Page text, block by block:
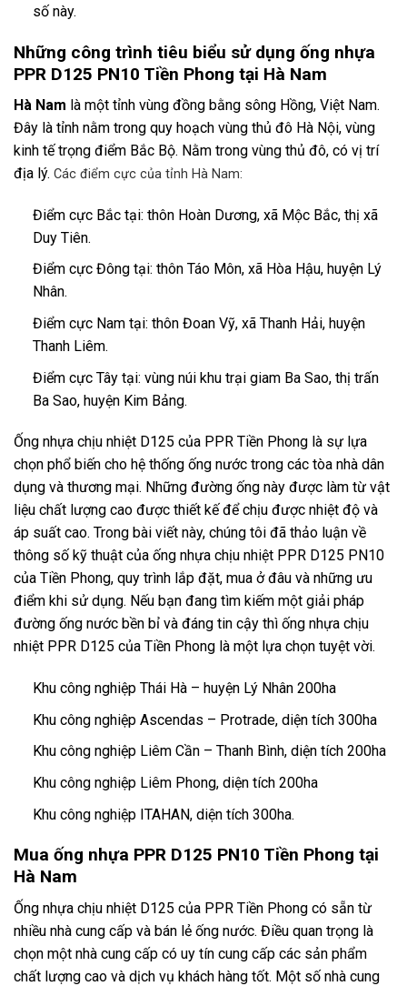
số này.
Những công trình tiêu biểu sử dụng ống nhựa
PPR D125 PN10 Tiền Phong tại Hà Nam
Hà Nam là một tỉnh vùng đồng bằng sông Hồng, Việt Nam.
Đây là tỉnh nằm trong quy hoạch vùng thủ đô Hà Nội, vùng
kinh tế trọng điểm Bắc Bộ. Nằm trong vùng thủ đô, có vị trí
địa lý. Các điểm cực của tỉnh Hà Nam:
Điểm cực Bắc tại: thôn Hoàn Dương, xã Mộc Bắc, thị xã
Duy Tiên.
Điểm cực Đông tại: thôn Táo Môn, xã Hòa Hậu, huyện Lý
Nhân.
Điểm cực Nam tại: thôn Đoan Vỹ, xã Thanh Hải, huyện
Thanh Liêm.
Điểm cực Tây tại: vùng núi khu trại giam Ba Sao, thị trấn
Ba Sao, huyện Kim Bảng.
Ống nhựa chịu nhiệt D125 của PPR Tiền Phong là sự lựa
chọn phổ biến cho hệ thống ống nước trong các tòa nhà dân
dụng và thương mại. Những đường ống này được làm từ vật
liệu chất lượng cao được thiết kế để chịu được nhiệt độ và
áp suất cao. Trong bài viết này, chúng tôi đã thảo luận về
thông số kỹ thuật của ống nhựa chịu nhiệt PPR D125 PN10
của Tiền Phong, quy trình lắp đặt, mua ở đâu và những ưu
điểm khi sử dụng. Nếu bạn đang tìm kiếm một giải pháp
đường ống nước bền bỉ và đáng tin cậy thì ống nhựa chịu
nhiệt PPR D125 của Tiền Phong là một lựa chọn tuyệt vời.
Khu công nghiệp Thái Hà – huyện Lý Nhân 200ha
Khu công nghiệp Ascendas – Protrade, diện tích 300ha
Khu công nghiệp Liêm Cần – Thanh Bình, diện tích 200ha
Khu công nghiệp Liêm Phong, diện tích 200ha
Khu công nghiệp ITAHAN, diện tích 300ha.
Mua ống nhựa PPR D125 PN10 Tiền Phong tại
Hà Nam
Ống nhựa chịu nhiệt D125 của PPR Tiền Phong có sẵn từ
nhiều nhà cung cấp và bán lẻ ống nước. Điều quan trọng là
chọn một nhà cung cấp có uy tín cung cấp các sản phẩm
chất lượng cao và dịch vụ khách hàng tốt. Một số nhà cung